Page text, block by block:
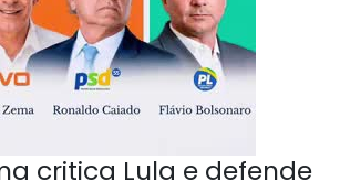
critica Lula e defende